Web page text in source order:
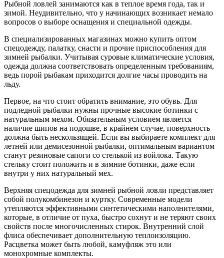
Рыбной ловлей занимаются как в теплое время года, так и
зимой. Неудивительно, что у начинающих возникает немало
вопросов о выборе оснащения и специальной одежды.
В специализированных магазинах можно купить оптом
спецодежду, палатку, снасти и прочие приспособления для
зимней рыбалки. Учитывая суровые климатические условия,
одежда должна соответствовать определенным требованиям,
ведь порой рыбакам приходится долгие часы проводить на
льду.
Первое, на что стоит обратить внимание, это обувь. Для
подледной рыбалки нужны прочные высокие ботинки с
натуральным мехом. Обязательным условием является
наличие шипов на подошве, в крайнем случае, поверхность
должна быть нескользящей. Если вы выбираете комплект для
летней или демисезонной рыбалки, оптимальным вариантом
станут резиновые сапоги со стелькой из войлока. Такую
стельку стоит положить и в зимние ботинки, даже если
внутри у них натуральный мех.
Верхняя спецодежда для зимней рыбной ловли представляет
собой полукомбинезон и куртку. Современные модели
утепляются эффективными синтетическими наполнителями,
которые, в отличие от пуха, быстро сохнут и не теряют своих
свойств после многочисленных стирок. Внутренний слой
флиса обеспечивает дополнительную теплоизоляцию.
Расцветка может быть любой, камуфляж это или
монохромные комплекты.